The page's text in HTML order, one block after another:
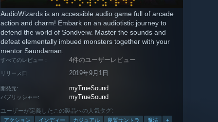
AudioWizards is an accessible audio game full of arcade
action and charm! Embark on an audiotistic journey to
defend the world of Sondveiw. Master the sounds and
defeat elementally imbued monsters together with your
mentor Saundaman.
すべてのレビュー： 4件のユーザーレビュー
リリース日: 2019年9月1日
開発元: myTrueSound
パブリッシャー: myTrueSound
ユーザーが定義したこの製品への人気タグ:
アクション インディー カジュアル 良質サントラ 魔法 +